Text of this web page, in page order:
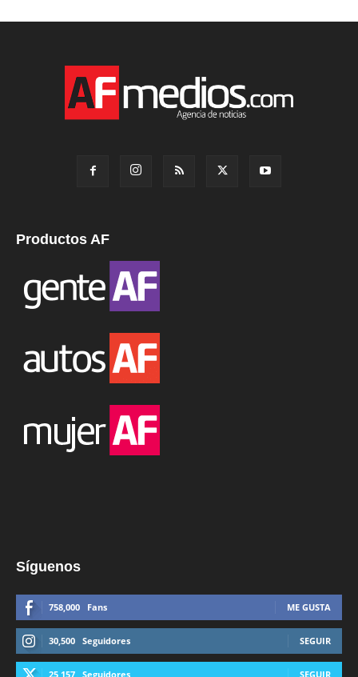
Productos AF
Síguenos
758,000 Fans ME GUSTA
30,500 Seguidores SEGUIR
25,157 Seguidores SEGUIR